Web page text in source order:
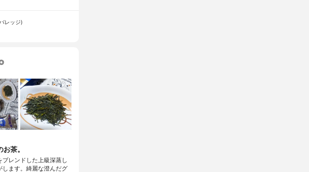
レッジ)
茶。
レンドした上級深蒸し
ます。綺麗な澄んだグ